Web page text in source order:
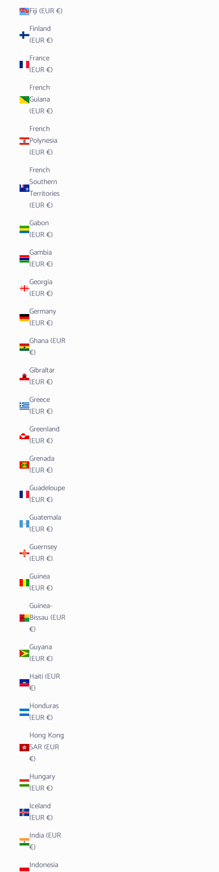
Fiji (EUR €)
Finland
(EUR €)
France
(EUR €)
French
Guiana
(EUR €)
French
Polynesia
(EUR €)
French
Southern
Territories
(EUR €)
Gabon
(EUR €)
Gambia
(EUR €)
Georgia
(EUR €)
Germany
(EUR €)
Ghana (EUR
€)
Gibraltar
(EUR €)
Greece
(EUR €)
Greenland
(EUR €)
Grenada
(EUR €)
Guadeloupe
(EUR €)
Guatemala
(EUR €)
Guernsey
(EUR €)
Guinea
(EUR €)
Guinea-
Bissau (EUR
€)
Guyana
(EUR €)
Haiti (EUR
€)
Honduras
(EUR €)
Hong Kong
SAR (EUR
€)
Hungary
(EUR €)
Iceland
(EUR €)
India (EUR
€)
Indonesia